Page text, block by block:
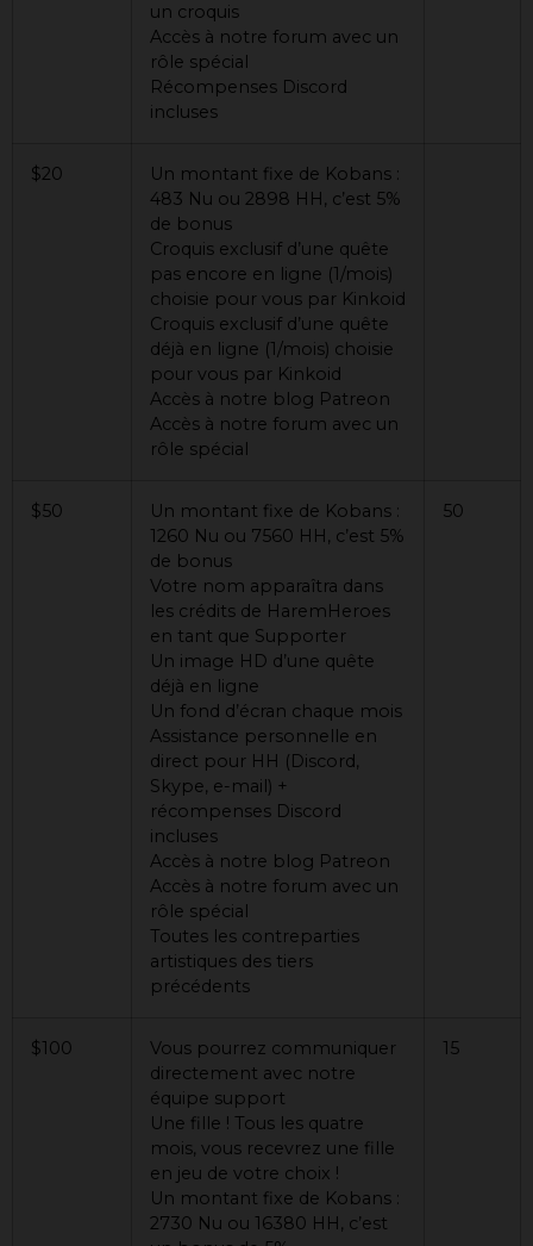
un croquis
Accès à notre forum avec un
rôle spécial
Récompenses Discord
incluses
$20
Un montant fixe de Kobans :
483 Nu ou 2898 HH, c’est 5%
de bonus
Croquis exclusif d’une quête
pas encore en ligne (1/mois)
choisie pour vous par Kinkoid
Croquis exclusif d’une quête
déjà en ligne (1/mois) choisie
pour vous par Kinkoid
Accès à notre blog Patreon
Accès à notre forum avec un
rôle spécial
$50
Un montant fixe de Kobans :
1260 Nu ou 7560 HH, c’est 5%
de bonus
Votre nom apparaîtra dans
les crédits de HaremHeroes
en tant que Supporter
Un image HD d’une quête
déjà en ligne
Un fond d’écran chaque mois
Assistance personnelle en
direct pour HH (Discord,
Skype, e-mail) +
récompenses Discord
incluses
Accès à notre blog Patreon
Accès à notre forum avec un
rôle spécial
Toutes les contreparties
artistiques des tiers
précédents
50
$100
Vous pourrez communiquer
directement avec notre
équipe support
Une fille ! Tous les quatre
mois, vous recevrez une fille
en jeu de votre choix !
Un montant fixe de Kobans :
2730 Nu ou 16380 HH, c’est
15